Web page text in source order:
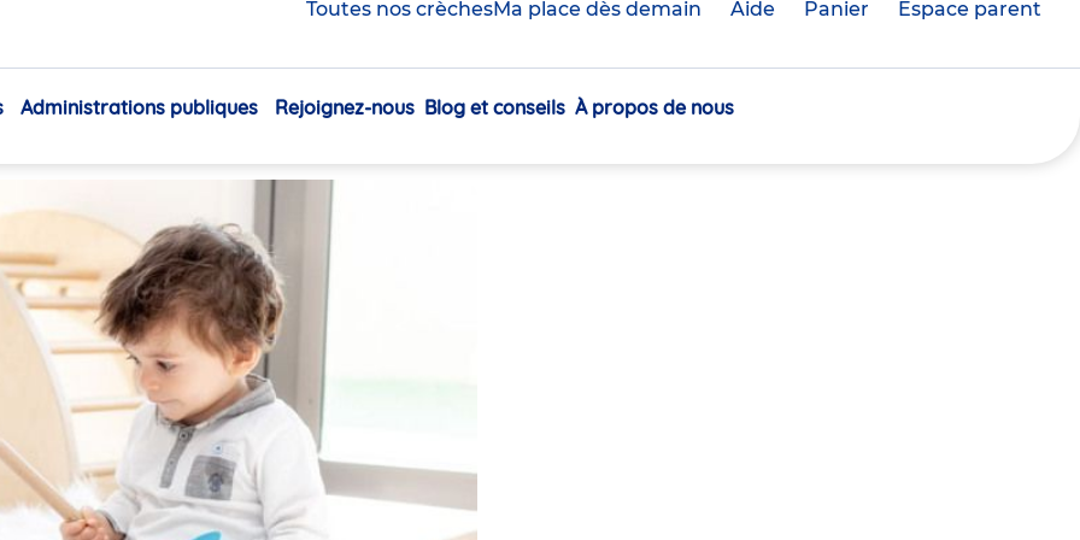
Toutes nos crèchesMa place dès demain Aide Panier crèche(s)
Espace parent
Navigation
Administrations publiques Rejoignez-nous Blog et conseils À propos de nous
!